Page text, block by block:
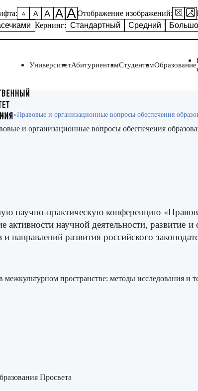
А А А А А Отображение изображений:
Кернинг: Стандартный Средний
УниверситетАбитуриентамСтудентамОбразование
«Правовые и организационные вопросы обеспечения
и организационные вопросы обеспечения
научно-практическую конференцию
научной деятельности, развитие и
развития российского
пространстве: методы исследования и
Просвета